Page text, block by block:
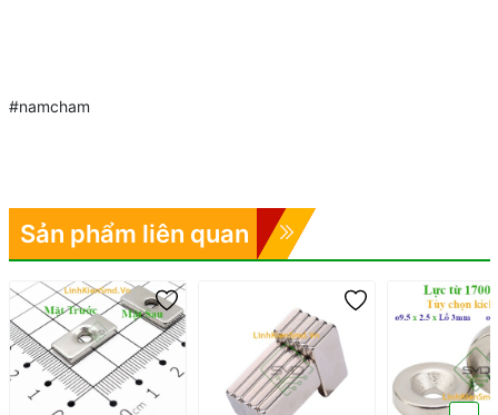
#namcham
Sản phẩm liên quan